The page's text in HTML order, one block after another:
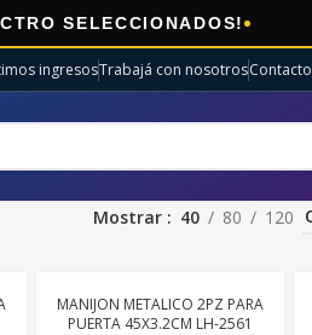
ingresosTrabajá con nosotrosContacto
Mostrar 40 80 120
MANIJON METALICO 2PZ PARA
PUERTA 45X3.2CM LH-2561